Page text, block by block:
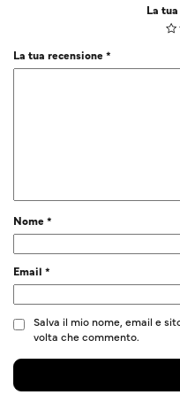
La
La tua recensione*
Nome*
Email *
Salva il mio nome, email e
volta che commento.